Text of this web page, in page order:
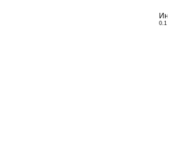
0.1